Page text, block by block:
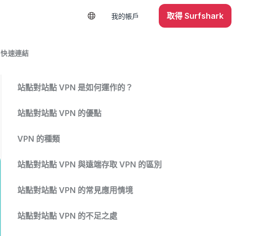
我的帳戶 取得 Surfshark
快速連結
站點對站點 VPN 是如何運作的？
站點對站點 VPN 的優點
VPN 的種類
站點對站點 VPN 與遠端存取 VPN 的區別
站點對站點 VPN 的常見應用情境
站點對站點 VPN 的不足之處